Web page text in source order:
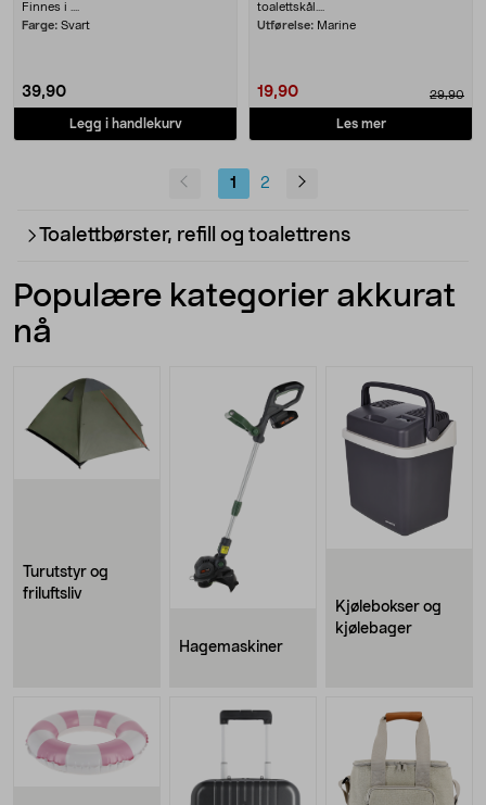
Finnes i ....
Farge: Svart
39,90
Legg i handlekurv
toalettskål....
Utførelse: Marine
19,90 29,90
Les mer
1 2
Toalettbørster, refill og toalettrens
Populære kategorier akkurat
nå
Turutstyr og
friluftsliv
Hagemaskiner
Kjølebokser og
kjølebager